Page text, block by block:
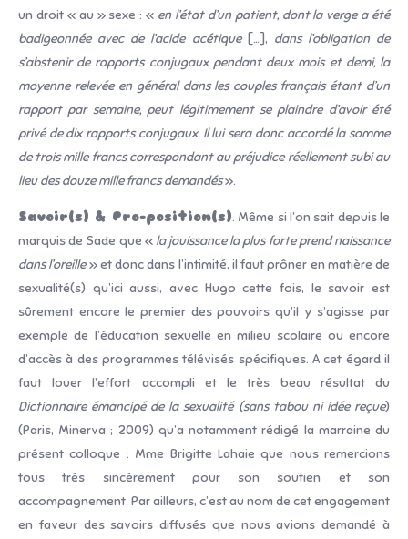
un droit « au » sexe : « en l’état d’un patient, dont la verge a été
badigeonnée avec de l’acide acétique[…], dans l’obligation de
s’abstenir de rapports conjugaux pendant deux mois et demi, la
moyenne relevée en général dans les couples français étant d’un
rapport par semaine, peut légitimement se plaindre d’avoir été
privé de dix rapports conjugaux. Il lui sera donc accordé la somme
de trois mille francs correspondant au préjudice réellement subi au
lieu des douze mille francs demandés».
Savoir(s) & Pro-position(s). Même si l’on sait depuis le
marquis de Sade que « la jouissance la plus forte prend naissance
dans l’oreille» et donc dans l’intimité, il faut prôner en matière de
sexualité(s) qu’ici aussi, avec Hugo cette fois, le savoir est
sûrement encore le premier des pouvoirs qu’il y s’agisse par
exemple de l’éducation sexuelle en milieu scolaire ou encore
d’accès à des programmes télévisés spécifiques. A cet égard il
faut louer l’effort accompli et le très beau résultat du
Dictionnaire émancipé de la sexualité (sans tabou ni idée reçue)
(Paris, Minerva ; 2009) qu’a notamment rédigé la marraine du
présent colloque : Mme Brigitte Lahaie que nous remercions
tous très sincèrement pour son soutien et son
accompagnement. Par ailleurs, c’est au nom de cet engagement
en faveur des savoirs diffusés que nous avions demandé à